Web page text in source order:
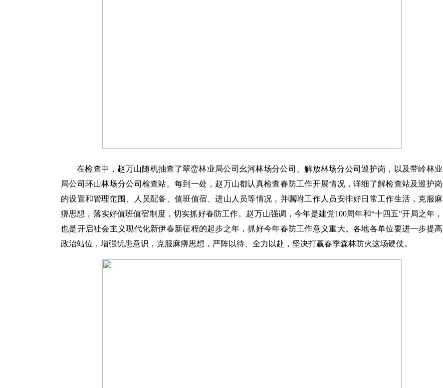
在检查中，赵万山随机抽查了翠峦林业局公司幺河林场分公司、解放林场分公司巡护岗，以及带岭林业
局公司环山林场分公司检查站。每到一处，赵万山都认真检查春防工作开展情况，详细了解检查站及巡护岗
的设置和管理范围、人员配备、值班值宿、进山人员等情况，并嘱咐工作人员安排好日常工作生活，克服麻
痹思想，落实好值班值宿制度，切实抓好春防工作。赵万山强调，今年是建党100周年和“十四五”开局之年，
也是开启社会主义现代化新伊春新征程的起步之年，抓好今年春防工作意义重大。各地各单位要进一步提高
政治站位，增强忧患意识，克服麻痹思想，严阵以待、全力以赴，坚决打赢春季森林防火这场硬仗。